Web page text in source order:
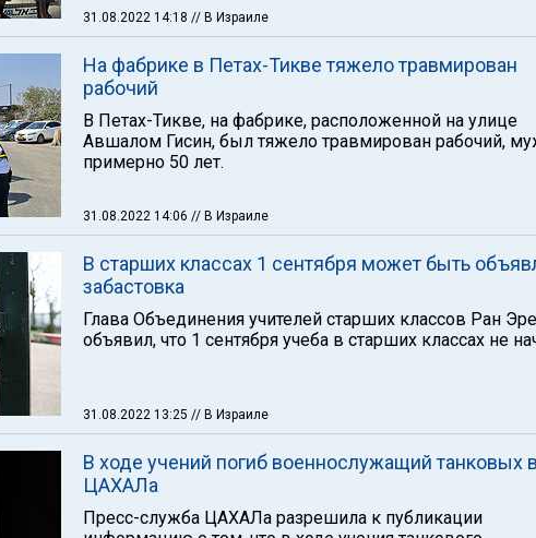
31.08.2022 14:18 // В Израиле
На фабрике в Петах-Тикве тяжело травмирован
рабочий
В Петах-Тикве, на фабрике, расположенной на улице
Авшалом Гисин, был тяжело травмирован рабочий,
примерно 50 лет.
31.08.2022 14:06 // В Израиле
В старших классах 1 сентября может быть
забастовка
Глава Объединения учителей старших классов Ран
объявил, что 1 сентября учеба в старших классах не
31.08.2022 13:25 // В Израиле
В ходе учений погиб военнослужащий танковых
ЦАХАЛа
Пресс-служба ЦАХАЛа разрешила к публикации